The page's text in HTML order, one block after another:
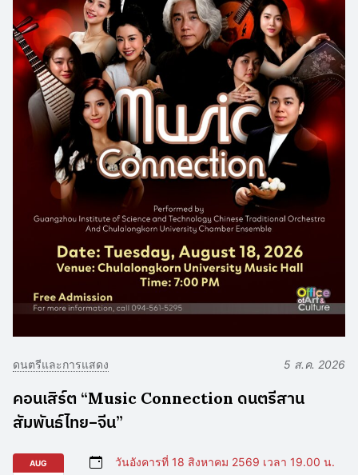
ดนตรีและการแสดง 5 ส.ค. 2026
คอนเสิร์ต “Music Connection ดนตรีสาน
สัมพันธ์ไทย–จีน”
AUG
วันอังคารที่ 18 สิงหาคม 2569 เวลา 19.00 น.